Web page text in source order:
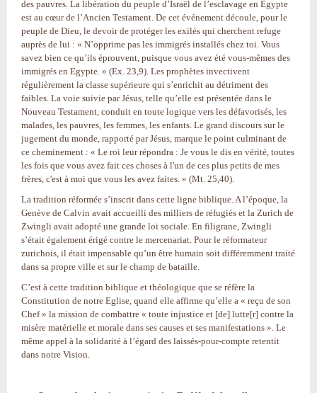
des pauvres. La libération du peuple d’Israël de l’esclavage en Egypte
est au cœur de l’Ancien Testament. De cet événement découle, pour le
peuple de Dieu, le devoir de protéger les exilés qui cherchent refuge
auprès de lui : « N’opprime pas les immigrés installés chez toi. Vous
savez bien ce qu’ils éprouvent, puisque vous avez été vous-mêmes des
immigrés en Egypte. » (Ex. 23,9). Les prophètes invectivent
régulièrement la classe supérieure qui s’enrichit au détriment des
faibles. La voie suivie par Jésus, telle qu’elle est présentée dans le
Nouveau Testament, conduit en toute logique vers les défavorisés, les
malades, les pauvres, les femmes, les enfants. Le grand discours sur le
jugement du monde, rapporté par Jésus, marque le point culminant de
ce cheminement : « Le roi leur répondra : Je vous le dis en vérité, toutes
les fois que vous avez fait ces choses à l'un de ces plus petits de mes
frères, c'est à moi que vous les avez faites. » (Mt. 25,40).
La tradition réformée s’inscrit dans cette ligne biblique. A l’époque, la
Genève de Calvin avait accueilli des milliers de réfugiés et la Zurich de
Zwingli avait adopté une grande loi sociale. En filigrane, Zwingli
s’était également érigé contre le mercenariat. Pour le réformateur
zurichois, il était impensable qu’un être humain soit différemment traité
dans sa propre ville et sur le champ de bataille.
C’est à cette tradition biblique et théologique que se réfère la
Constitution de notre Eglise, quand elle affirme qu’elle a « reçu de son
Chef » la mission de combattre « toute injustice et [de] lutte[r] contre la
misère matérielle et morale dans ses causes et ses manifestations ». Le
même appel à la solidarité à l’égard des laissés-pour-compte retentit
dans notre Vision.